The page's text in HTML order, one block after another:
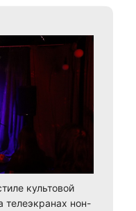
культовой
телеэкранах нон-